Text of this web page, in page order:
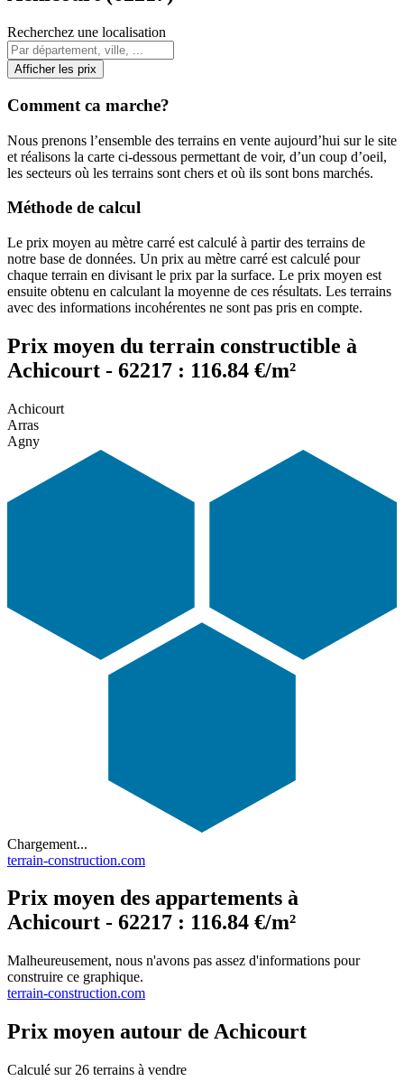
Recherchez une localisation
Afficher les prix
Comment ca marche?
Nous prenons l’ensemble des terrains en vente aujourd’hui sur le site
et réalisons la carte ci-dessous permettant de voir, d’un coup d’oeil,
les secteurs où les terrains sont chers et où ils sont bons marchés.
Méthode de calcul
Le prix moyen au mètre carré est calculé à partir des terrains de
notre base de données. Un prix au mètre carré est calculé pour
chaque terrain en divisant le prix par la surface. Le prix moyen est
ensuite obtenu en calculant la moyenne de ces résultats. Les terrains
avec des informations incohérentes ne sont pas pris en compte.
Prix moyen du terrain constructible à
Achicourt - 62217 : 116.84 €/m²
Achicourt
Arras
Agny
Chargement...
terrain-construction.com
Prix moyen des appartements à
Achicourt - 62217 : 116.84 €/m²
Malheureusement, nous n'avons pas assez d'informations pour
construire ce graphique.
terrain-construction.com
Prix moyen autour de Achicourt
Calculé sur 26 terrains à vendre